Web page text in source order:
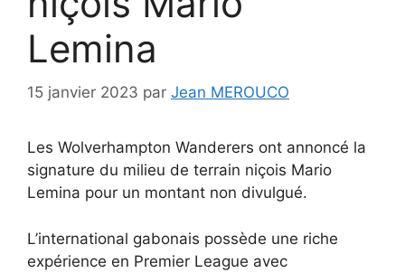
Lemina
15 janvier 2023 par Jean MEROUCO
Les Wolverhampton Wanderers ont annoncé la
signature du milieu de terrain niçois Mario
Lemina pour un montant non divulgué.
L’international gabonais possède une riche
expérience en Premier League avec